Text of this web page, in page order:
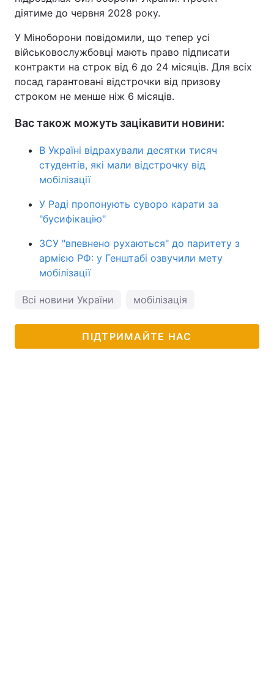
діятиме до червня 2028 року.
У Міноборони повідомили, що тепер усі
військовослужбовці мають право підписати
контракти на строк від 6 до 24 місяців. Для всіх
посад гарантовані відстрочки від призову
строком не менше ніж 6 місяців.
Вас також можуть зацікавити новини:
В Україні відрахували десятки тисяч
студентів, які мали відстрочку від
мобілізації
У Раді пропонують суворо карати за
"бусифікацію"
ЗСУ "впевнено рухаються" до паритету з
армією РФ: у Генштабі озвучили мету
мобілізації
Всі новини України мобілізація
ПІДТРИМАЙТЕ НАС